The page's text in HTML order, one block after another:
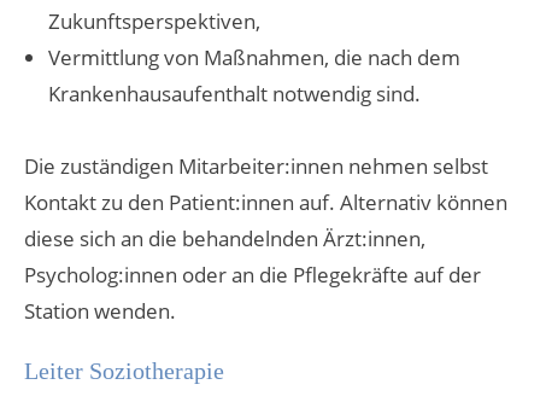
Zukunftsperspektiven,
Vermittlung von Maßnahmen, die nach dem
Krankenhausaufenthalt notwendig sind.
Die zuständigen Mitarbeiter:innen nehmen selbst
Kontakt zu den Patient:innen auf. Alternativ können
diese sich an die behandelnden Ärzt:innen,
Psycholog:innen oder an die Pflegekräfte auf der
Station wenden.
Leiter Soziotherapie